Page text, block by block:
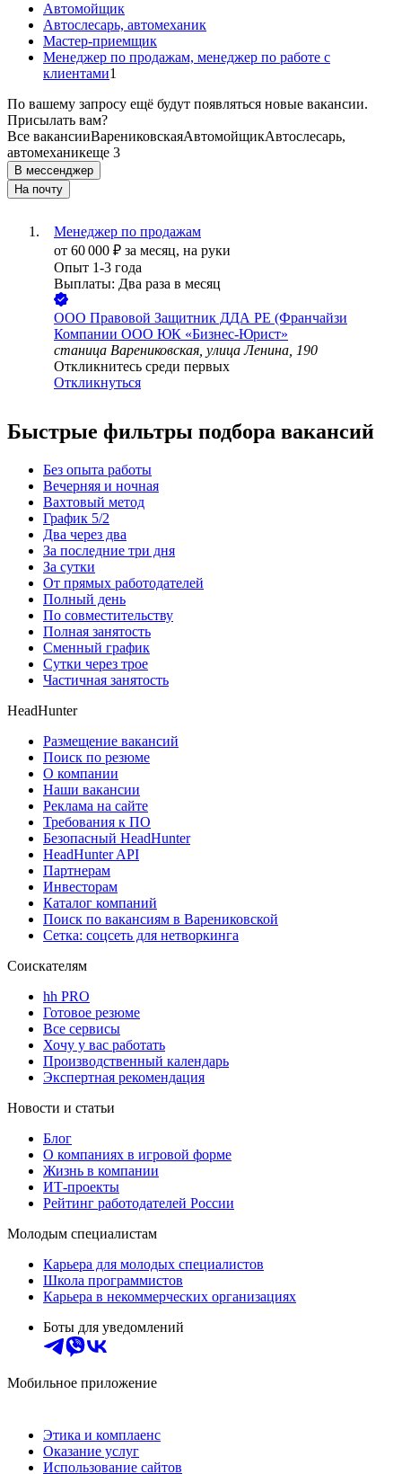
Автомойщик
Автослесарь, автомеханик
Мастер-приемщик
Менеджер по продажам, менеджер по работе с
клиентами1
По вашему запросу ещё будут появляться новые вакансии.
Присылать вам?
Все вакансииВарениковскаяАвтомойщикАвтослесарь,
автомеханикеще 3
В мессенджер
На почту
Менеджер по продажам
от 60 000 ₽ за месяц, на руки
Опыт 1-3 года
Выплаты: Два раза в месяц
ООО Правовой Защитник ДДА РЕ (Франчайзи
Компании ООО ЮК «Бизнес-Юрист»
станица Варениковская, улица Ленина, 190
Откликнитесь среди первых
Откликнуться
Быстрые фильтры подбора вакансий
Без опыта работы
Вечерняя и ночная
Вахтовый метод
График 5/2
Два через два
За последние три дня
За сутки
От прямых работодателей
Полный день
По совместительству
Полная занятость
Сменный график
Сутки через трое
Частичная занятость
HeadHunter
Размещение вакансий
Поиск по резюме
О компании
Наши вакансии
Реклама на сайте
Требования к ПО
Безопасный HeadHunter
HeadHunter API
Партнерам
Инвесторам
Каталог компаний
Поиск по вакансиям в Варениковской
Сетка: соцсеть для нетворкинга
Соискателям
hh PRO
Готовое резюме
Все сервисы
Хочу у вас работать
Производственный календарь
Экспертная рекомендация
Новости и статьи
Блог
О компаниях в игровой форме
Жизнь в компании
ИТ-проекты
Рейтинг работодателей России
Молодым специалистам
Карьера для молодых специалистов
Школа программистов
Карьера в некоммерческих организациях
Боты для уведомлений
Мобильное приложение
Этика и комплаенс
Оказание услуг
Использование сайтов